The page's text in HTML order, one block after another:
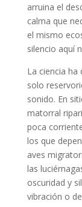
arruina el
calma que
el mismo
silencio aquí
La ciencia
solo
sonido. En
matorral
poca
los que
aves
las
oscuridad y
vibración o